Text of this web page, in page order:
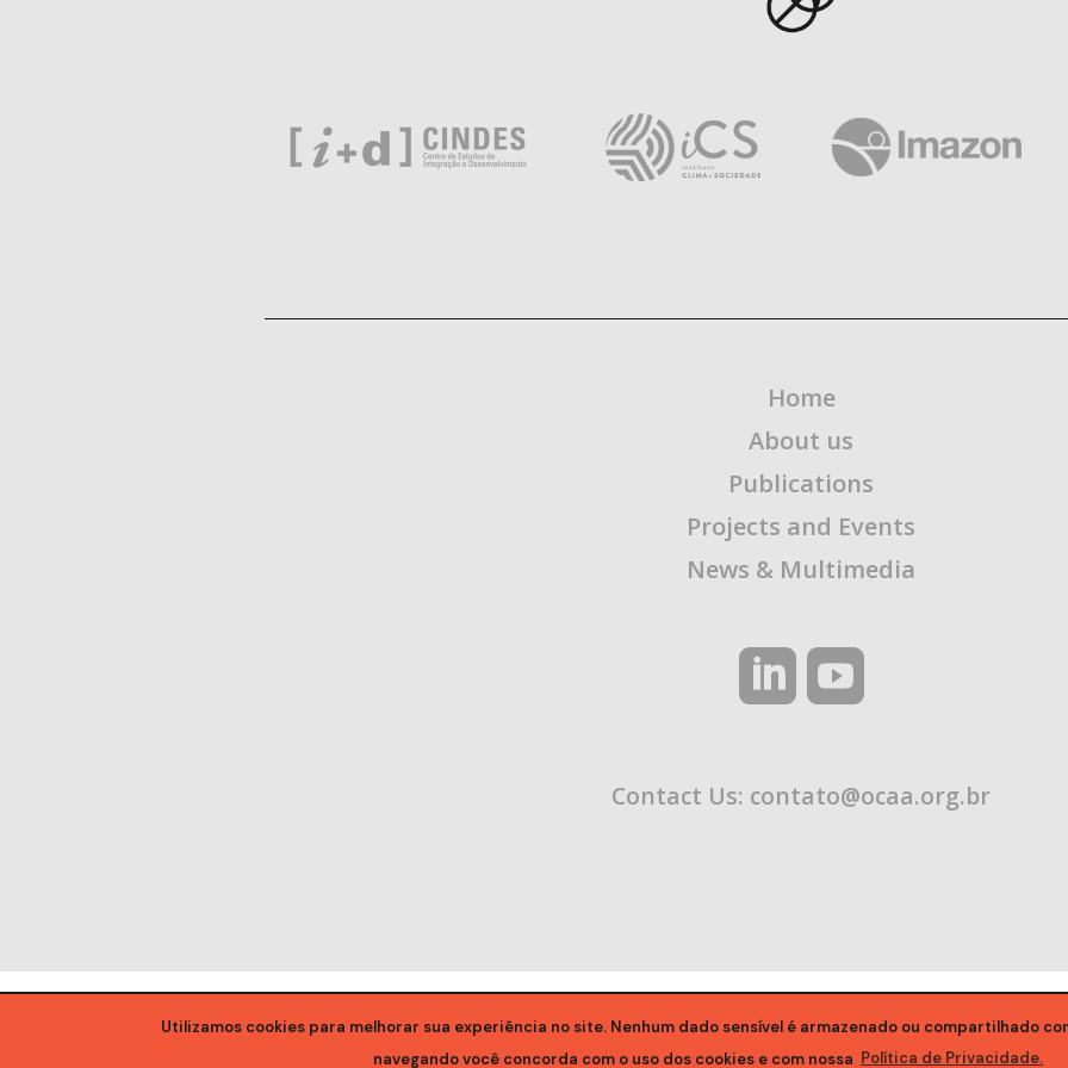
Utilizamos cookies para melhorar sua experiência no site. Nenhum dado sensível é armazenado ou compartilhado
navegando você concorda com o uso dos cookies e com nossa Política de Privacidade.
Home
About us
Publications
Projects and Events
News & Multimedia
Contact Us: contato@ocaa.org.br